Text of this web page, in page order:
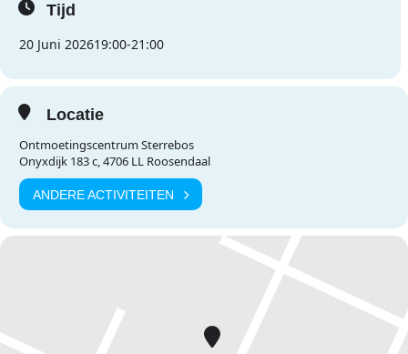
Tijd
20 Juni 202619:00-21:00
Locatie
Ontmoetingscentrum Sterrebos
Onyxdijk 183 c, 4706 LL Roosendaal
ANDERE ACTIVITEITEN